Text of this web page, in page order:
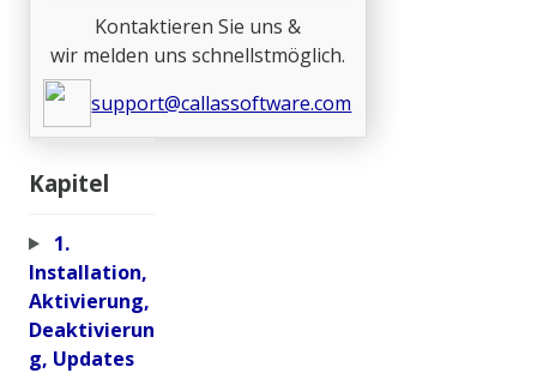
Kontaktieren Sie uns &
wir melden uns schnellstmöglich.
support@callassoftware.com
Kapitel
1.
Installation,
Aktivierung,
Deaktivierun
g, Updates